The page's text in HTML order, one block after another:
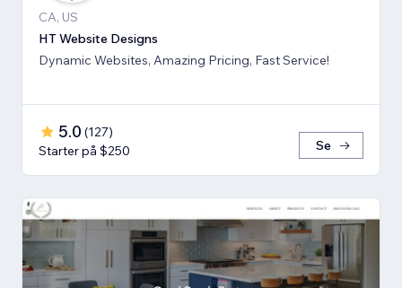
CA, US
HT Website Designs
Dynamic Websites, Amazing Pricing, Fast Service!
5.0 (127)
Starter på $250
Se